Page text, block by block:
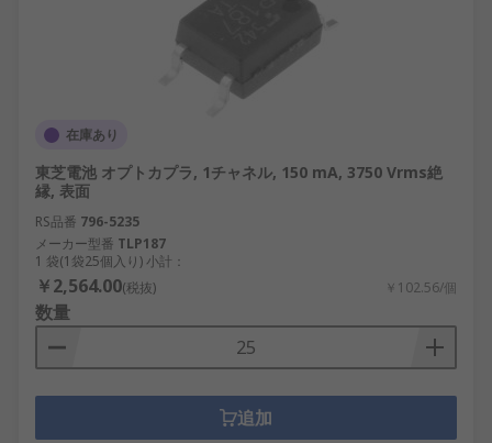
在庫あり
東芝電池 オプトカプラ, 1チャネル, 150 mA, 3750 Vrms絶
縁, 表面
RS品番 796-5235
メーカー型番 TLP187
1 袋(1袋25個入り) 小計：
￥2,564.00(税抜) ￥102.56/個
数量
追加